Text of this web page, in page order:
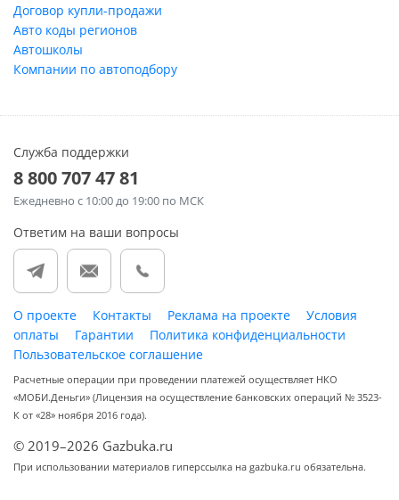
Договор купли-продажи
Авто коды регионов
Автошколы
Компании по автоподбору
Служба поддержки
8 800 707 47 81
Ежедневно с 10:00 до 19:00 по МСК
Ответим на ваши вопросы
О проекте Контакты Реклама на проекте
Условия
оплаты
Гарантии
Политика конфиденциальности
Пользовательское соглашение
Расчетные операции при проведении платежей осуществляет НКО
«МОБИ.Деньги» (Лицензия на осуществление банковских операций № 3523-
К от «28» ноября 2016 года).
© 2019–2026 Gazbuka.ru
При использовании материалов гиперссылка на gazbuka.ru обязательна.